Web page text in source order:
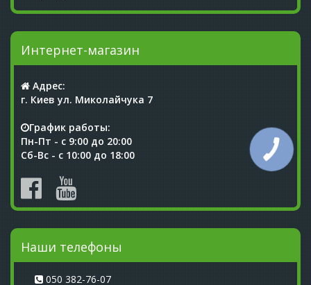
Интернет-магазин
Адрес:
г. Киев ул. Миколайчука 7
График работы:
Пн-Пт - с 9:00 до 20:00
Сб-Вс - с 10:00 до 18:00
Наши телефоны
050 382-76-07